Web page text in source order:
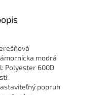
modrá
Polyester 600D
popruh